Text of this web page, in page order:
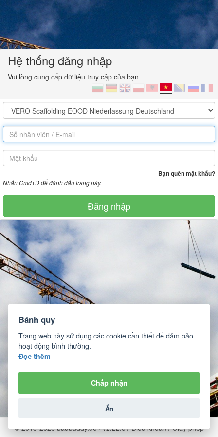
Hệ thống đăng nhập
Vui lòng cung cấp dữ liệu truy cập của bạn
Bạn quên mật khẩu?
Nhấn Cmd+D để đánh dấu trang này.
Đăng nhập
© 2015-2026 baubuddy.de / v2.22.5 /Điều khoản/Giấy phép
Bánh quy
Trang web này sử dụng các cookie cần thiết để đảm bảo
hoạt động bình thường.
Đọc thêm
Chấp nhận
Ẩn